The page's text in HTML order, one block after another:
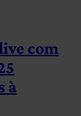
com
à